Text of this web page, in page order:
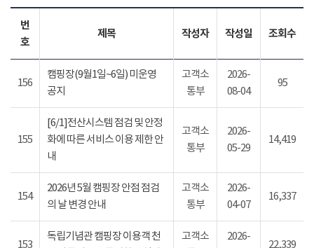
번
호
제목 작성자 작성일 조회수
156
캠핑장(9월1일~6일) 미운영
공지
고객소
통부
2026-
08-04
95
155
[6/1]전산시스템 점검 및 안정
화에 따른 서비스 이용 제한 안
내
고객소
통부
2026-
05-29
14,419
154
2026년 5월 캠핑장 안점 점검
의 날 변경 안내
고객소
통부
2026-
04-07
16,337
153
독립기념관 캠핑장 이용객 천
고객소
2026-
22,339